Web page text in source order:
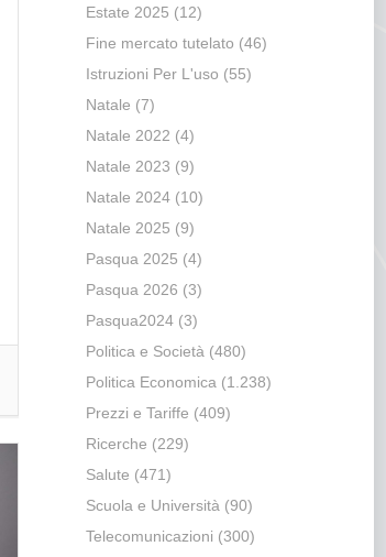
Estate 2025 (12)
Fine mercato tutelato (46)
Istruzioni Per L'uso (55)
Natale (7)
Natale 2022 (4)
Natale 2023 (9)
Natale 2024(10)
Natale 2025 (9)
Pasqua 2025 (4)
Pasqua 2026 (3)
Pasqua2024(3)
Politica e Società (480)
Politica Economica (1.238)
Prezzi e Tariffe (409)
Ricerche (229)
Salute (471)
Scuola e Università (90)
Telecomunicazioni (300)